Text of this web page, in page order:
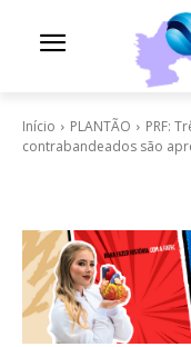
Início PLANTÃO
PRF:
contrabandeados são